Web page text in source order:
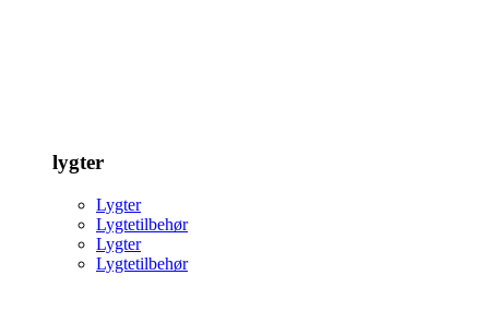
lygter
Lygter
Lygtetilbehør
Lygter
Lygtetilbehør